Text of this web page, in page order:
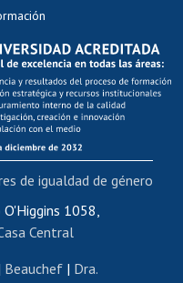
os
interna
renta
honorarios
1058,
Central
Beauchef| Dra.
de igualdad de género